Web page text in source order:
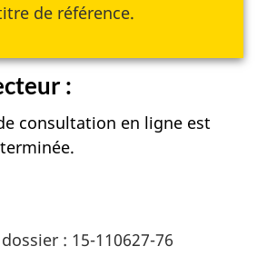
de référence.
:
consultation en ligne est
: 15-110627-76